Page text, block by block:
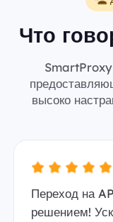
Что
SmartProxy
высоко
Переход на
решением!